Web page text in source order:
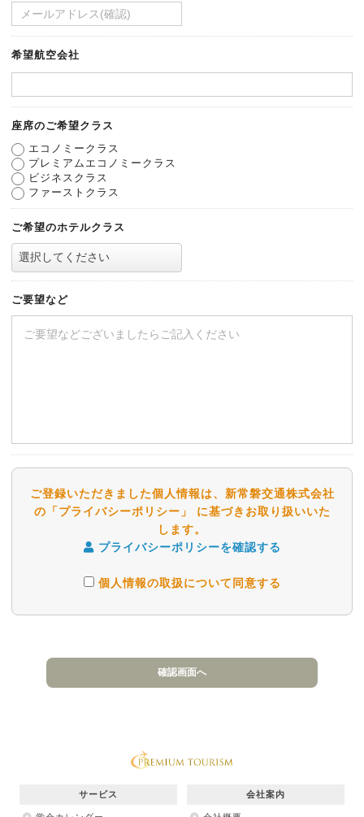
希望航空会社
座席のご希望クラス
エコノミークラス
プレミアムエコノミークラス
ビジネスクラス
ファーストクラス
ご希望のホテルクラス
ご要望など
ご登録いただきました個人情報は、新常磐交通株式会社
の「プライバシーポリシー」 に基づきお取り扱いいた
します。
プライバシーポリシーを確認する
個人情報の取扱について同意する
サービス 会社案内